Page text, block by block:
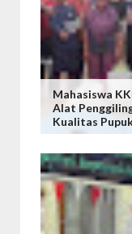
Mahasiswa
Alat
Kualitas